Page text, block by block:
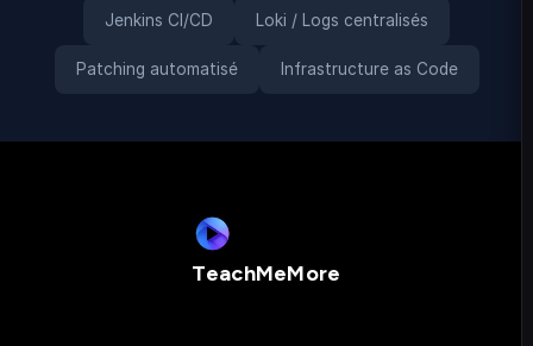
Jenkins CI/CD Loki / Logs centralisés
Patching automatisé Infrastructure as Code
TeachMeMore